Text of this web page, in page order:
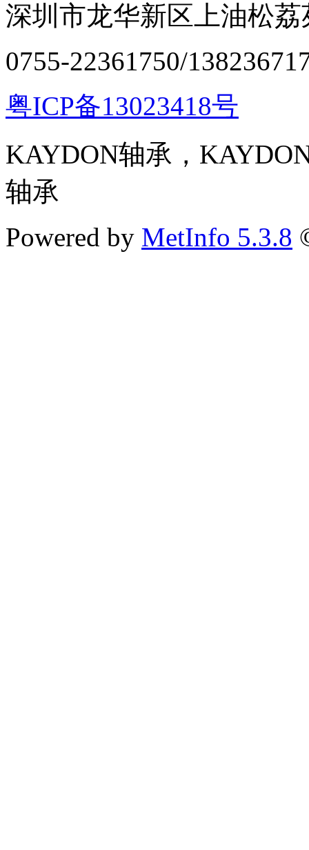
深圳市龙华新区上油松
0755-22361750/
粤ICP备13023418号
KAYDON轴承，
轴承
Powered by MetInfo 5.3.8